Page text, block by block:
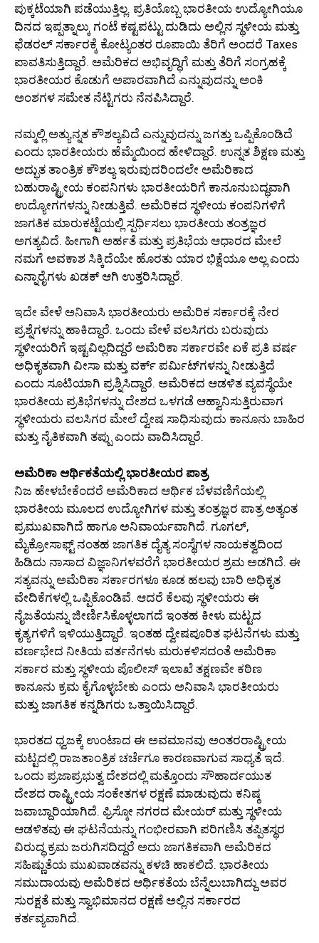
ಪುಕ್ಕಟೆಯಾಗಿ ಪಡೆಯುತ್ತಿಲ್ಲ. ಪ್ರತಿಯೊಬ್ಬ ಭಾರತೀಯ ಉದ್ಯೋಗಿಯೂ
ದಿನದ ಇಪ್ಪತ್ನಾಲ್ಕು ಗಂಟೆ ಕಷ್ಟಪಟ್ಟು ದುಡಿದು ಅಲ್ಲಿನ ಸ್ಥಳೀಯ ಮತ್ತು
ಫೆಡರಲ್ ಸರ್ಕಾರಕ್ಕೆ ಕೋಟ್ಯಂತರ ರೂಪಾಯಿ ತೆರಿಗೆ ಅಂದರೆ Taxes
ಪಾವತಿಸುತ್ತಿದ್ದಾರೆ. ಅಮೆರಿಕದ ಅಭಿವೃದ್ಧಿಗೆ ಮತ್ತು ತೆರಿಗೆ ಸಂಗ್ರಹಕ್ಕೆ
ಭಾರತೀಯರ ಕೊಡುಗೆ ಅಪಾರವಾಗಿದೆ ಎನ್ನುವುದನ್ನು ಅಂಕಿ
ಅಂಶಗಳ ಸಮೇತ ನೆಟ್ಟಿಗರು ನೆನಪಿಸಿದ್ದಾರೆ.
ನಮ್ಮಲ್ಲಿ ಅತ್ಯುನ್ನತ ಕೌಶಲ್ಯವಿದೆ ಎನ್ನುವುದನ್ನು ಜಗತ್ತು ಒಪ್ಪಿಕೊಂಡಿದೆ
ಎಂದು ಭಾರತೀಯರು ಹೆಮ್ಮೆಯಿಂದ ಹೇಳಿದ್ದಾರೆ. ಉನ್ನತ ಶಿಕ್ಷಣ ಮತ್ತು
ಅದ್ಭುತ ತಾಂತ್ರಿಕ ಕೌಶಲ್ಯ ಇರುವುದರಿಂದಲೇ ಅಮೆರಿಕಾದ
ಬಹುರಾಷ್ಟ್ರೀಯ ಕಂಪನಿಗಳು ಭಾರತೀಯರಿಗೆ ಕಾನೂನುಬದ್ಧವಾಗಿ
ಉದ್ಯೋಗಗಳನ್ನು ನೀಡುತ್ತಿವೆ. ಅಮೆರಿಕದ ಸ್ಥಳೀಯ ಕಂಪನಿಗಳಿಗೆ
ಜಾಗತಿಕ ಮಾರುಕಟ್ಟೆಯಲ್ಲಿ ಸ್ಪರ್ಧಿಸಲು ಭಾರತೀಯ ತಂತ್ರಜ್ಞರ
ಅಗತ್ಯವಿದೆ. ಹೀಗಾಗಿ ಅರ್ಹತೆ ಮತ್ತು ಪ್ರತಿಭೆಯ ಆಧಾರದ ಮೇಲೆ
ನಮಗೆ ಅವಕಾಶ ಸಿಕ್ಕಿದೆಯೇ ಹೊರತು ಯಾರ ಭಿಕ್ಷೆಯೂ ಅಲ್ಲ ಎಂದು
ಎನ್ನಾರೈಗಳು ಖಡಕ್ ಆಗಿ ಉತ್ತರಿಸಿದ್ದಾರೆ.
ಇದೇ ವೇಳೆ ಅನಿವಾಸಿ ಭಾರತೀಯರು ಅಮೆರಿಕ ಸರ್ಕಾರಕ್ಕೆ ನೇರ
ಪ್ರಶ್ನೆಗಳನ್ನು ಹಾಕಿದ್ದಾರೆ. ಒಂದು ವೇಳೆ ವಲಸಿಗರು ಬರುವುದು
ಸ್ಥಳೀಯರಿಗೆ ಇಷ್ಟವಿಲ್ಲದಿದ್ದರೆ ಅಮೆರಿಕಾ ಸರ್ಕಾರವೇ ಏಕೆ ಪ್ರತಿ ವರ್ಷ
ಅಧಿಕೃತವಾಗಿ ವೀಸಾ ಮತ್ತು ವರ್ಕ್ ಪರ್ಮಿಟ್‌ಗಳನ್ನು ನೀಡುತ್ತಿದೆ
ಎಂದು ಸೂಟಿಯಾಗಿ ಪ್ರಶ್ನಿಸಿದ್ದಾರೆ. ಅಮೆರಿಕದ ಆಡಳಿತ ವ್ಯವಸ್ಥೆಯೇ
ಭಾರತೀಯ ಪ್ರತಿಭೆಗಳನ್ನು ದೇಶದ ಒಳಗಡೆ ಆಹ್ವಾನಿಸುತ್ತಿರುವಾಗ
ಸ್ಥಳೀಯರು ವಲಸಿಗರ ಮೇಲೆ ದ್ವೇಷ ಸಾಧಿಸುವುದು ಕಾನೂನು ಬಾಹಿರ
ಮತ್ತು ನೈತಿಕವಾಗಿ ತಪ್ಪು ಎಂದು ವಾದಿಸಿದ್ದಾರೆ.
ಅಮೆರಿಕಾ ಆರ್ಥಿಕತೆಯಲ್ಲಿ ಭಾರತೀಯರ ಪಾತ್ರ
ನಿಜ ಹೇಳಬೇಕೆಂದರೆ ಅಮೆರಿಕಾದ ಆರ್ಥಿಕ ಬೆಳವಣಿಗೆಯಲ್ಲಿ
ಭಾರತೀಯ ಮೂಲದ ಉದ್ಯೋಗಿಗಳ ಮತ್ತು ತಂತ್ರಜ್ಞರ ಪಾತ್ರ ಅತ್ಯಂತ
ಪ್ರಮುಖವಾಗಿದೆ ಹಾಗೂ ಅನಿವಾರ್ಯವಾಗಿದೆ. ಗೂಗಲ್,
ಮೈಕ್ರೋಸಾಫ್ಟ್ ನಂತಹ ಜಾಗತಿಕ ದೈತ್ಯ ಸಂಸ್ಥೆಗಳ ನಾಯಕತ್ವದಿಂದ
ಹಿಡಿದು ನಾಸಾದ ವಿಜ್ಞಾನಿಗಳವರೆಗೆ ಭಾರತೀಯರ ಶ್ರಮ ಅಡಗಿದೆ. ಈ
ಸತ್ಯವನ್ನು ಅಮೆರಿಕಾ ಸರ್ಕಾರಗಳೂ ಕೂಡ ಹಲವು ಬಾರಿ ಅಧಿಕೃತ
ವೇದಿಕೆಗಳಲ್ಲಿ ಒಪ್ಪಿಕೊಂಡಿವೆ. ಆದರೆ ಕೆಲವು ಸ್ಥಳೀಯರು ಈ
ನೈಜತೆಯನ್ನು ಜೀರ್ಣಿಸಿಕೊಳ್ಳಲಾಗದೆ ಇಂತಹ ಕೀಳು ಮಟ್ಟದ
ಕೃತ್ಯಗಳಿಗೆ ಇಳಿಯುತ್ತಿದ್ದಾರೆ. ಇಂತಹ ದ್ವೇಷಪೂರಿತ ಘಟನೆಗಳು ಮತ್ತು
ವರ್ಣಭೇದ ನೀತಿಯ ವರ್ತನೆಗಳು ಮರುಕಳಿಸದಂತೆ ಅಮೆರಿಕಾ
ಸರ್ಕಾರ ಮತ್ತು ಸ್ಥಳೀಯ ಪೊಲೀಸ್ ಇಲಾಖೆ ತಕ್ಷಣವೇ ಕಠಿಣ
ಕಾನೂನು ಕ್ರಮ ಕೈಗೊಳ್ಳಬೇಕು ಎಂದು ಅನಿವಾಸಿ ಭಾರತೀಯರು
ಮತ್ತು ಜಾಗತಿಕ ಕನ್ನಡಿಗರು ಒತ್ತಾಯಿಸಿದ್ದಾರೆ.
ಭಾರತದ ಧ್ವಜಕ್ಕೆ ಉಂಟಾದ ಈ ಅವಮಾನವು ಅಂತರರಾಷ್ಟ್ರೀಯ
ಮಟ್ಟದಲ್ಲಿ ರಾಜತಾಂತ್ರಿಕ ಚರ್ಚೆಗೂ ಕಾರಣವಾಗುವ ಸಾಧ್ಯತೆ ಇದೆ.
ಒಂದು ಪ್ರಜಾಪ್ರಭುತ್ವ ದೇಶದಲ್ಲಿ ಮತ್ತೊಂದು ಸೌಹಾರ್ದಯುತ
ದೇಶದ ರಾಷ್ಟ್ರೀಯ ಸಂಕೇತಗಳ ರಕ್ಷಣೆ ಮಾಡುವುದು ಕನಿಷ್ಠ
ಜವಾಬ್ದಾರಿಯಾಗಿದೆ. ಫ್ರಿಸ್ಕೋ ನಗರದ ಮೇಯರ್ ಮತ್ತು ಸ್ಥಳೀಯ
ಆಡಳಿತವು ಈ ಘಟನೆಯನ್ನು ಗಂಭೀರವಾಗಿ ಪರಿಗಣಿಸಿ ತಪ್ಪಿತಸ್ಥರ
ವಿರುದ್ಧ ಕ್ರಮ ಜರುಗಿಸದಿದ್ದರೆ ಅದು ಜಾಗತಿಕವಾಗಿ ಅಮೆರಿಕದ
ಸಹಿಷ್ಣುತೆಯ ಮುಖವಾಡವನ್ನು ಕಳಚಿ ಹಾಕಲಿದೆ. ಭಾರತೀಯ
ಸಮುದಾಯವು ಅಮೆರಿಕದ ಆರ್ಥಿಕತೆಯ ಬೆನ್ನೆಲುಬಾಗಿದ್ದು ಅವರ
ಸುರಕ್ಷತೆ ಮತ್ತು ಸ್ವಾಭಿಮಾನದ ರಕ್ಷಣೆ ಅಲ್ಲಿನ ಸರ್ಕಾರದ
ಕರ್ತವ್ಯವಾಗಿದೆ.